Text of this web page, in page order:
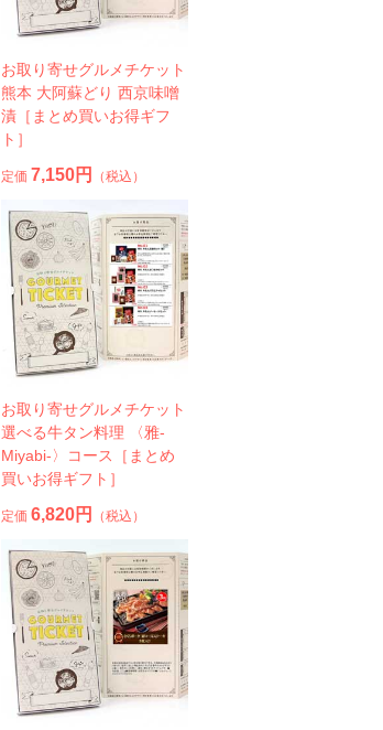
お取り寄せグルメチケット
熊本 大阿蘇どり 西京味噌
漬［まとめ買いお得ギフ
ト］
定価 7,150円 （税込）
お取り寄せグルメチケット
選べる牛タン料理 〈雅-
Miyabi-〉コース［まとめ
買いお得ギフト］
定価 6,820円 （税込）